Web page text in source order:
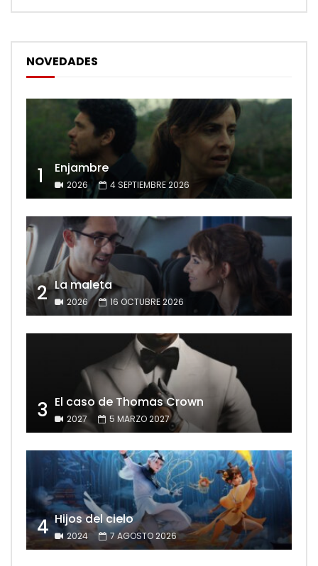
NOVEDADES
1 Enjambre
2026 4 SEPTIEMBRE 2026
2 La maleta
2026 16 OCTUBRE 2026
3 El caso de Thomas Crown
2027 5 MARZO 2027
4 Hijos del cielo
2024 7 AGOSTO 2026